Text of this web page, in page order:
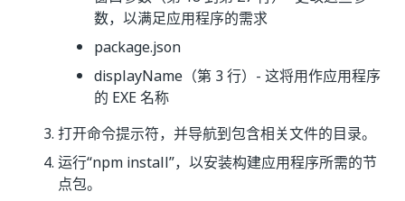
数，以满足应用程序的需求
package.json
displayName（第 3 行）- 这将用作应用程序
的 EXE 名称
打开命令提示符，并导航到包含相关文件的目录。
运行“npm install”，以安装构建应用程序所需的节
点包。